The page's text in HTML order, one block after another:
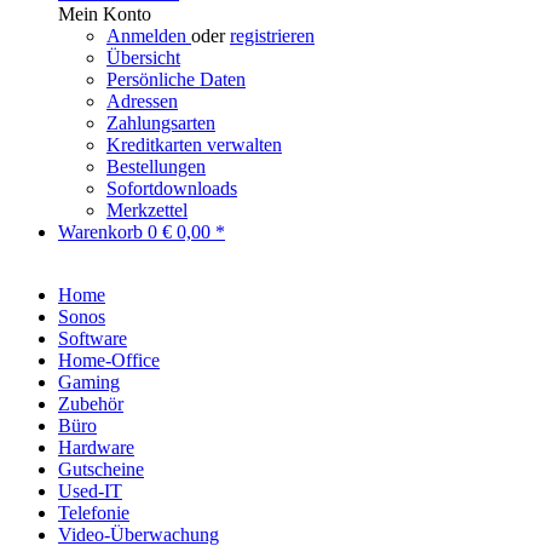
Mein Konto
Anmelden oderregistrieren
Übersicht
Persönliche Daten
Adressen
Zahlungsarten
Kreditkarten verwalten
Bestellungen
Sofortdownloads
Merkzettel
Warenkorb 0 € 0,00 *
Home
Sonos
Software
Home-Office
Gaming
Zubehör
Büro
Hardware
Gutscheine
Used-IT
Telefonie
Video-Überwachung